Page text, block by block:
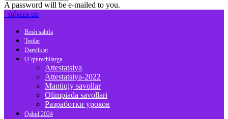
A password will be e-mailed to you.
mbaza.uz
Bosh sahifa
Testlar
Darsliklar
O’qituvchilarga
Attestatsiya
Attestatsiya-2022
Mantiqiy savollar
Olimpiada savollari
Разработки уроков
Qabul 2024